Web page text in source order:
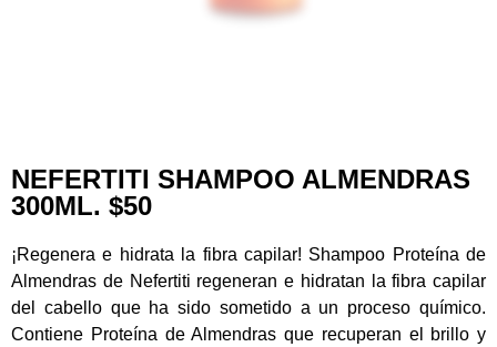
NEFERTITI SHAMPOO ALMENDRAS
300ML. $50
¡Regenera e hidrata la fibra capilar! Shampoo Proteína de
Almendras de Nefertiti regeneran e hidratan la fibra capilar
del cabello que ha sido sometido a un proceso químico.
Contiene Proteína de Almendras que recuperan el brillo y